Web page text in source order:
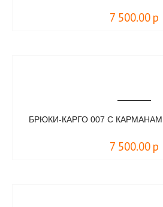
7 500.00 р
БРЮКИ-КАРГО 007 С
7 500.00 р